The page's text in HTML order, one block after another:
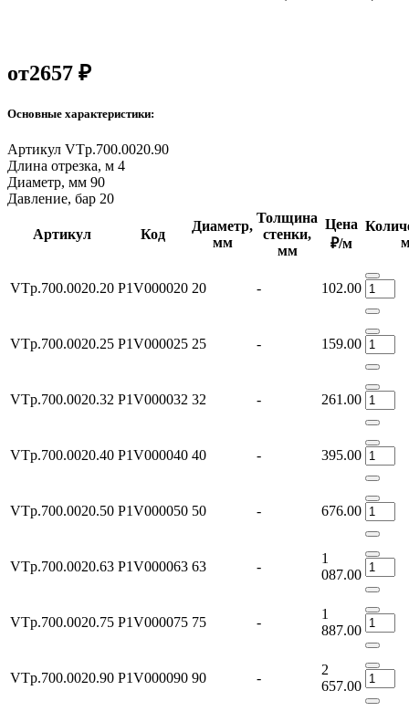
от2657 ₽
Основные характеристики:
Артикул VTp.700.0020.90
Длина отрезка, м 4
Диаметр, мм 90
Давление, бар 20
Артикул Код
Диаметр,
мм
Толщина
стенки,
мм
Цена
₽/м
VTp.700.0020.20 P1V000020 20 - 102.00
VTp.700.0020.25 P1V000025 25 - 159.00
VTp.700.0020.32 P1V000032 32 - 261.00
VTp.700.0020.40 P1V000040 40 - 395.00
VTp.700.0020.50 P1V000050 50 - 676.00
VTp.700.0020.63 P1V000063 63 -
1
087.00
VTp.700.0020.75 P1V000075 75 -
1
887.00
VTp.700.0020.90 P1V000090 90 -
2
657.00